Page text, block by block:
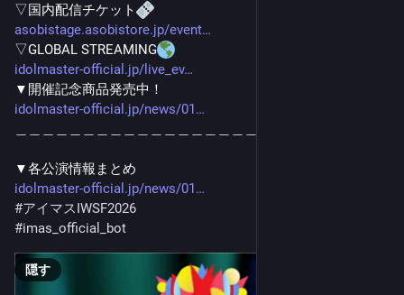
▽国内配信チケット
asobistage.asobistore.jp/event
▽GLOBAL STREAMING
idolmaster-official.jp/live_ev
▼開催記念商品発売中！
idolmaster-official.jp/news/01
▼各公演情報まとめ
idolmaster-official.jp/news/01
#アイマスIWSF2026
#imas_official_bot
隠す